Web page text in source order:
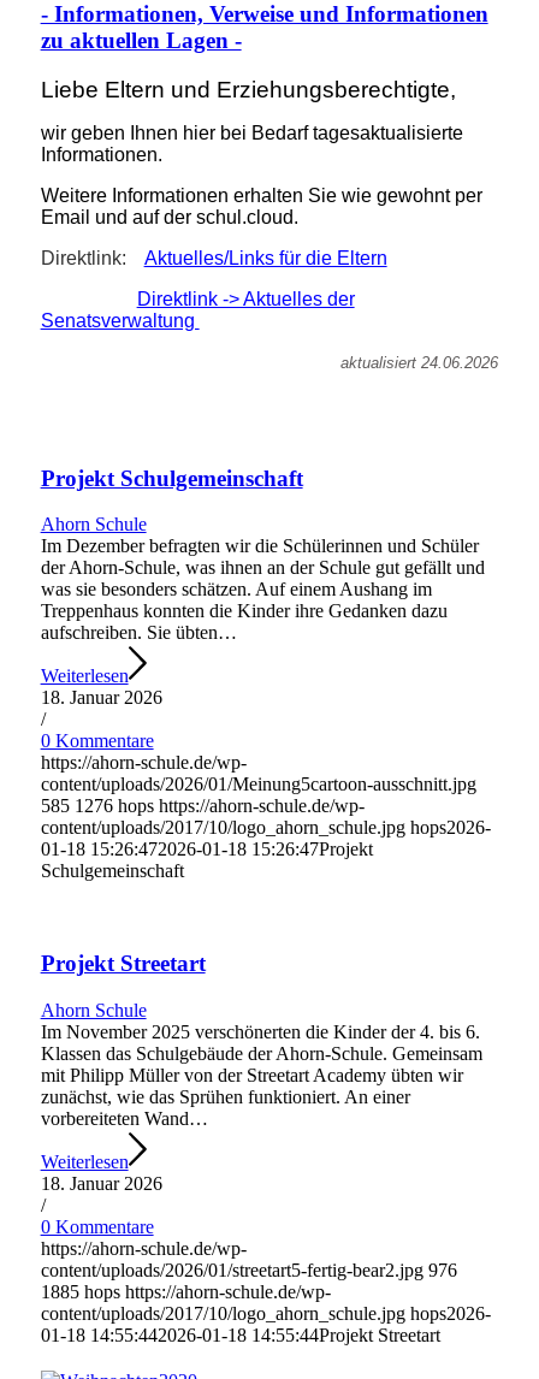
- Informationen, Verweise und Informationen
zu aktuellen Lagen -
Liebe Eltern und Erziehungsberechtigte,
wir geben Ihnen hier bei Bedarf tagesaktualisierte
Informationen.
Weitere Informationen erhalten Sie wie gewohnt per
Email und auf der schul.cloud.
Direktl ink:
Aktuelles/Links für die Eltern
Direktlink -> Aktuelles der
Senatsverwaltung
aktualisiert 24.06.2026
Projekt Schulgemeinschaft
Ahorn Schule
Im Dezember befragten wir die Schülerinnen und Schüler
der Ahorn-Schule, was ihnen an der Schule gut gefällt und
was sie besonders schätzen. Auf einem Aushang im
Treppenhaus konnten die Kinder ihre Gedanken dazu
aufschreiben. Sie übten…
Weiterlesen
18. Januar 2026
/
0 Kommentare
https://ahorn-schule.de/wp-
content/uploads/2026/01/Meinung5cartoon-ausschnitt.jpg
585 1276 hops https://ahorn-schule.de/wp-
content/uploads/2017/10/logo_ahorn_schule.jpg hops2026-
01-18 15:26:472026-01-18 15:26:47Projekt
Schulgemeinschaft
Projekt Streetart
Ahorn Schule
Im November 2025 verschönerten die Kinder der 4. bis 6.
Klassen das Schulgebäude der Ahorn-Schule. Gemeinsam
mit Philipp Müller von der Streetart Academy übten wir
zunächst, wie das Sprühen funktioniert. An einer
vorbereiteten Wand…
Weiterlesen
18. Januar 2026
/
0 Kommentare
https://ahorn-schule.de/wp-
content/uploads/2026/01/streetart5-fertig-bear2.jpg 976
1885 hops https://ahorn-schule.de/wp-
content/uploads/2017/10/logo_ahorn_schule.jpg hops2026-
01-18 14:55:442026-01-18 14:55:44Projekt Streetart